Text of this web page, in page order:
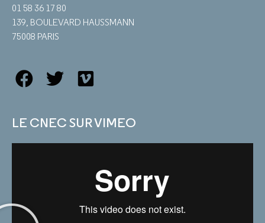
01 58 36 17 80
139, BOULEVARD HAUSSMANN
75008 PARIS
LE CNEC SUR VIMEO